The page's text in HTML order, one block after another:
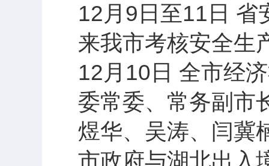
12月9日至11日 省
来我市考核安全生
12月10日 全市经
委常委、常务副市
煜华、吴涛、闫冀
市政府与湖北出入